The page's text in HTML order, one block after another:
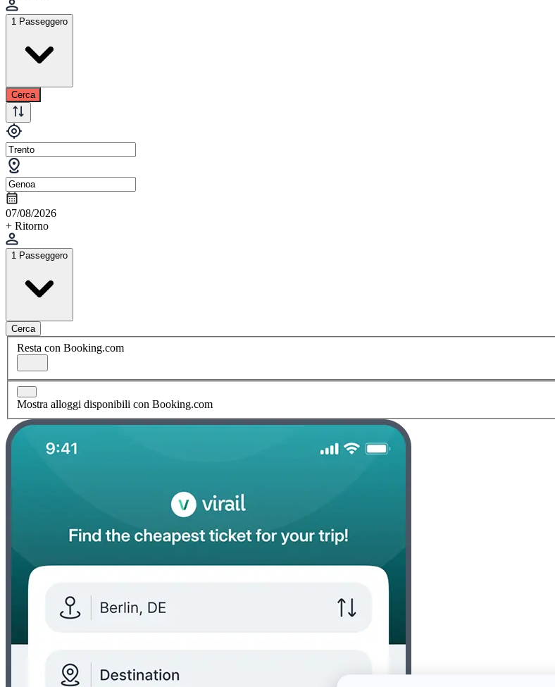
1 Passeggero
Cerca
07/08/2026
+ Ritorno
1 Passeggero
Cerca
Resta con Booking.com
Mostra alloggi disponibili con Booking.com